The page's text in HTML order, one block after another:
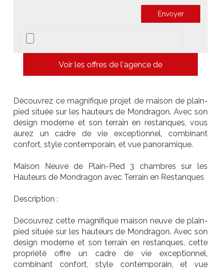
Voir les offres de l'agence de
Découvrez ce magnifique projet de maison de plain-
pied située sur les hauteurs de Mondragon. Avec son
design moderne et son terrain en restanques, vous
aurez un cadre de vie exceptionnel, combinant
confort, style contemporain, et vue panoramique.
Maison Neuve de Plain-Pied 3 chambres sur les
Hauteurs de Mondragon avec Terrain en Restanques
Description :
Découvrez cette magnifique maison neuve de plain-
pied située sur les hauteurs de Mondragon. Avec son
design moderne et son terrain en restanques, cette
propriété offre un cadre de vie exceptionnel,
combinant confort, style contemporain, et vue